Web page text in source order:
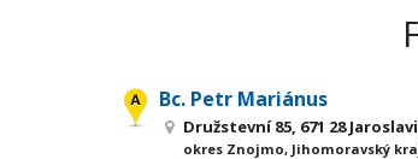
Bc. Petr Mariánus
Družstevní 85, 671 28
okres Znojmo, Jihomoravský